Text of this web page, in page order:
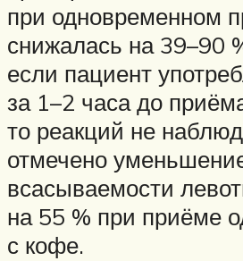
при одновременном
снижалась на 39–90
если пациент
за 1–2 часа до
то реакций не
отмечено
всасываемости
на 55 % при приёме
с кофе.